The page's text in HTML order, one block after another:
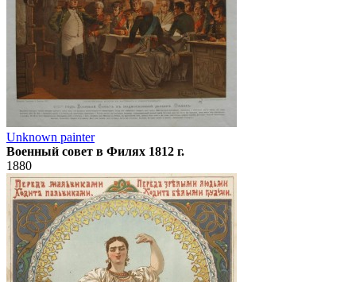
Unknown painter
Военный совет в Филях 1812 г.
1880